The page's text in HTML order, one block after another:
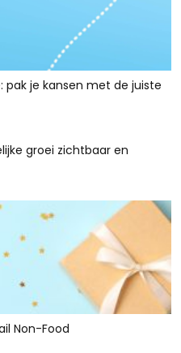
pak je kansen met de juiste
groei zichtbaar en
Non-Food